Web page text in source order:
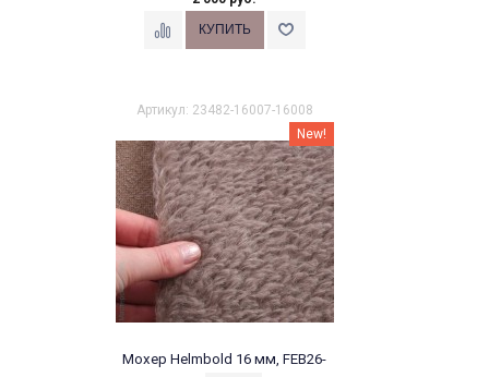
Артикул: 23482-16007-16008
New!
Мохер Helmbold 16 мм, FEB26-